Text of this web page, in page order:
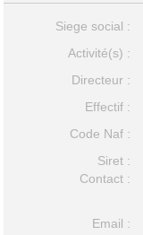
Siege social :
Activité(s) :
Directeur :
Effectif :
Code Naf :
Siret :
Contact :
Email :